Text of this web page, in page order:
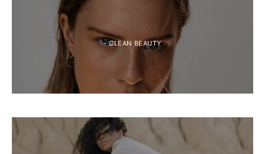
- CLEAN BEAUTY